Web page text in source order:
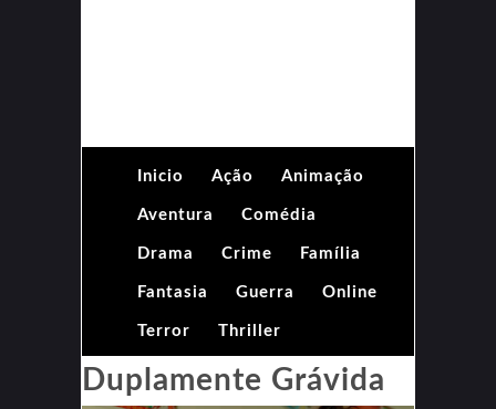
Inicio Ação Animação
Aventura Comédia
Drama Crime Família
Fantasia Guerra Online
Terror Thriller
Duplamente Grávida